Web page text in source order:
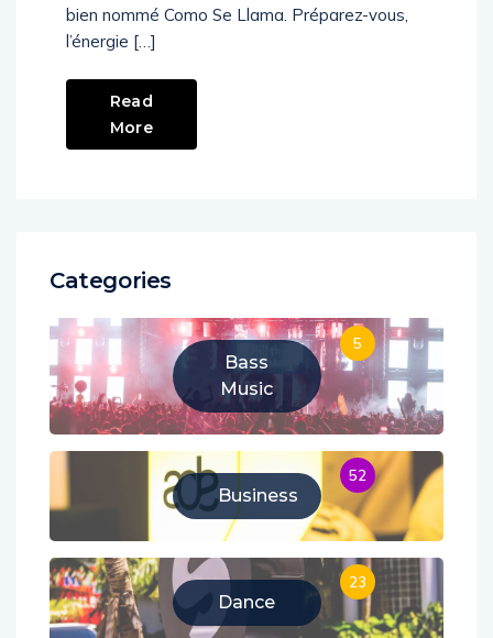
bien nommé Como Se Llama. Préparez-vous,
l’énergie […]
Read
More
Categories
Bass
Music
5
Business
52
Dance
23